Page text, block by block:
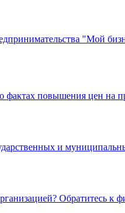
"Мой
фактах повышения цен на
и
Обратитесь к